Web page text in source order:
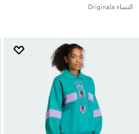
النساء Originals